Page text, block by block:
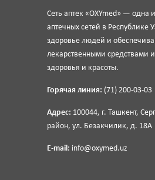
Сеть аптек «OXYmed» — одна
аптечных сетей в Республике
здоровье людей и
лекарственными средствами
здоровья и красоты.
Горячая линия: (71) 200-03-03
Адрес: 100044, г. Ташкент,
район, ул. Безакчилик, д. 18А
E-mail: info@oxymed.uz